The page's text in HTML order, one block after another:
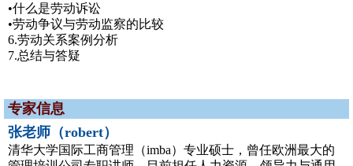
•什么是劳动诉讼
•劳动争议与劳动监察的比较
6.劳动关系案例分析
7.总结与答疑
专家信息
张老师（robert）
清华大学国际工商管理（imba）专业硕士，曾任欧洲最大的